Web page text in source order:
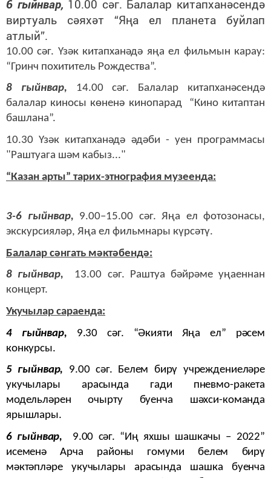
6 гыйнвар, 10.00 сәг. Балалар китапханәсендә
виртуаль сәяхәт “Яңа ел планета буйлап
атлый”.
10.00 сәг. Үзәк китапханәдә яңа ел фильмын карау:
“Гринч похититель Рождества”.
8 гыйнвар, 14.00 сәг. Балалар китапханәсендә
балалар киносы көненә кинопарад “Кино китаптан
башлана”.
10.30 Үзәк китапханәдә әдәби - уен программасы
"Раштуага шәм кабыз..."
“Казан арты” тарих-этнография музеенда:
3-6 гыйнвар, 9.00–15.00 сәг. Яңа ел фотозонасы,
экскурсияләр, Яңа ел фильмнары күрсәтү.
Балалар сәнгать мәктәбендә:
8 гыйнвар, 13.00 сәг. Раштуа бәйрәме уңаеннан
концерт.
Укучылар сараенда:
4 гыйнвар, 9.30 сәг. “Әкияти Яңа ел” рәсем
конкурсы.
5 гыйнвар, 9.00 сәг. Белем бирү учреждениеләре
укучылары арасында гади пневмо-ракета
модельләрен очырту буенча шәхси-команда
ярышлары.
6 гыйнвар, 9.00 сәг. “Иң яхшы шашкачы – 2022”
исеменә Арча районы гомуми белем бирү
мәктәпләре укучылары арасында шашка буенча